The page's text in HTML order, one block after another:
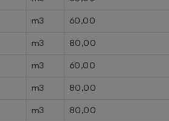
m3
60,00
m3
80,00
m3
60,00
m3
80,00
m3
80,00